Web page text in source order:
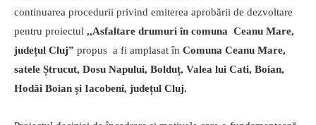
continuarea procedurii privind emiterea aprobării de dezvoltare
pentru proiectul ,,Asfaltare drumuri în comuna Ceanu Mare,
județul Cluj” propus a fi amplasat în Comuna Ceanu Mare,
satele Ștrucut, Dosu Napului, Bolduț, Valea lui Cati, Boian,
Hodăi Boian și Iacobeni, județul Cluj.